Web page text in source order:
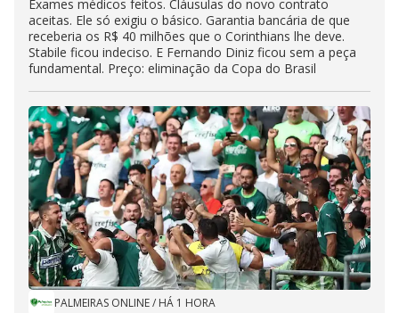
Exames médicos feitos. Cláusulas do novo contrato
aceitas. Ele só exigiu o básico. Garantia bancária de que
receberia os R$ 40 milhões que o Corinthians lhe deve.
Stabile ficou indeciso. E Fernando Diniz ficou sem a peça
fundamental. Preço: eliminação da Copa do Brasil
PALMEIRAS ONLINE/ HÁ 1 HORA